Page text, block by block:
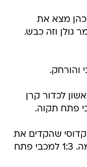
כהן מצא את
גולן וזה כבש.
ראשון לכדור קרן
קדוסי שהקדים את
הגנת אשדוד בכדור קרן ונגח פנימה. 1:3 למכבי פתח